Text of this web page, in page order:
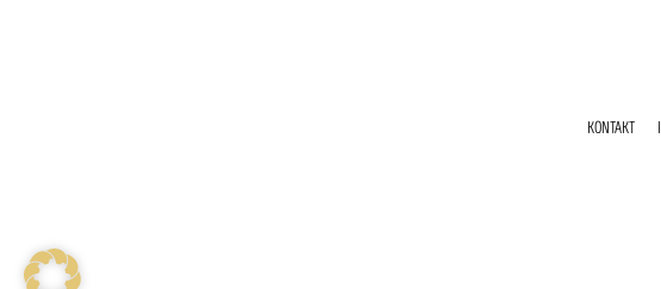
KONTAKT